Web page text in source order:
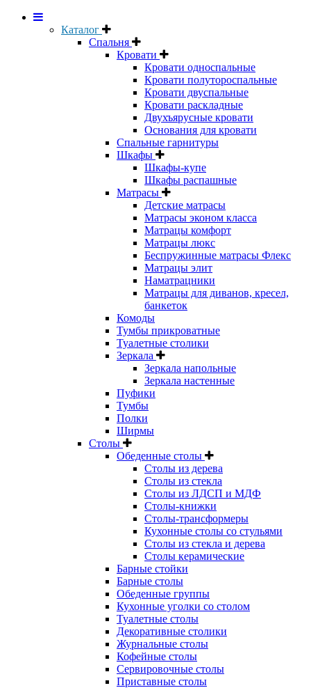
Каталог
Спальня
Кровати
Кровати односпальные
Кровати полутороспальные
Кровати двуспальные
Кровати раскладные
Двухъярусные кровати
Основания для кровати
Спальные гарнитуры
Шкафы
Шкафы-купе
Шкафы распашные
Матрасы
Детские матрасы
Матрасы эконом класса
Матрацы комфорт
Матрацы люкс
Беспружинные матрасы Флекс
Матрацы элит
Наматрацники
Матрацы для диванов, кресел,
банкеток
Комоды
Тумбы прикроватные
Туалетные столики
Зеркала
Зеркала напольные
Зеркала настенные
Пуфики
Тумбы
Полки
Ширмы
Столы
Обеденные столы
Столы из дерева
Столы из стекла
Столы из ЛДСП и МДФ
Столы-книжки
Столы-трансформеры
Кухонные столы со стульями
Столы из стекла и дерева
Столы керамические
Барные стойки
Барные столы
Обеденные группы
Кухонные уголки со столом
Туалетные столы
Декоративные столики
Журнальные столы
Кофейные столы
Сервировочные столы
Приставные столы